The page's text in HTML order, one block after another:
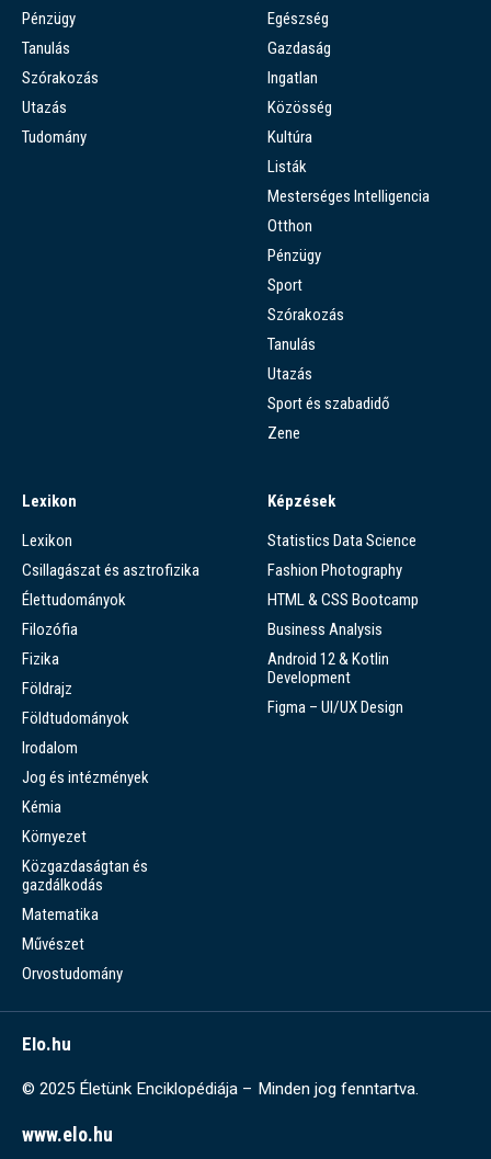
Pénzügy
Tanulás
Szórakozás
Utazás
Tudomány
Egészség
Gazdaság
Ingatlan
Közösség
Kultúra
Listák
Mesterséges Intelligencia
Otthon
Pénzügy
Sport
Szórakozás
Tanulás
Utazás
Sport és szabadidő
Zene
Lexikon
Lexikon
Csillagászat és asztrofizika
Élettudományok
Filozófia
Fizika
Földrajz
Földtudományok
Irodalom
Jog és intézmények
Kémia
Környezet
Közgazdaságtan és
gazdálkodás
Matematika
Művészet
Orvostudomány
Képzések
Statistics Data Science
Fashion Photography
HTML & CSS Bootcamp
Business Analysis
Android 12 & Kotlin
Development
Figma – UI/UX Design
Elo.hu
© 2025 Életünk Enciklopédiája – Minden jog fenntartva.
www.elo.hu